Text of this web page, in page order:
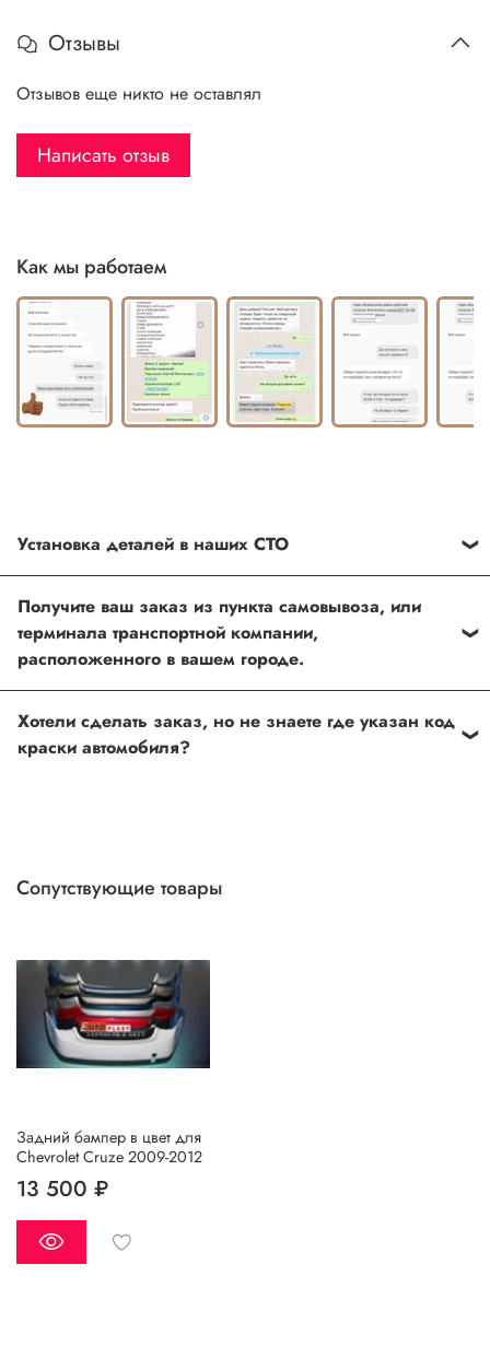
Отзывы
Отзывов еще никто не оставлял
Написать отзыв
Как мы работаем
Установка деталей в наших СТО
можно установить в любом из наших установочных
центров по Москве
Получите ваш заказ из пункта самовывоза, или
терминала транспортной компании,
расположенного в вашем городе.
нашим менеджером
Хотели сделать заказ, но не знаете где указан код
краски автомобиля?
по телефону.
Сопутствующие товары
Задний бампер в цвет для
Chevrolet Cruze 2009-2012
13 500 ₽